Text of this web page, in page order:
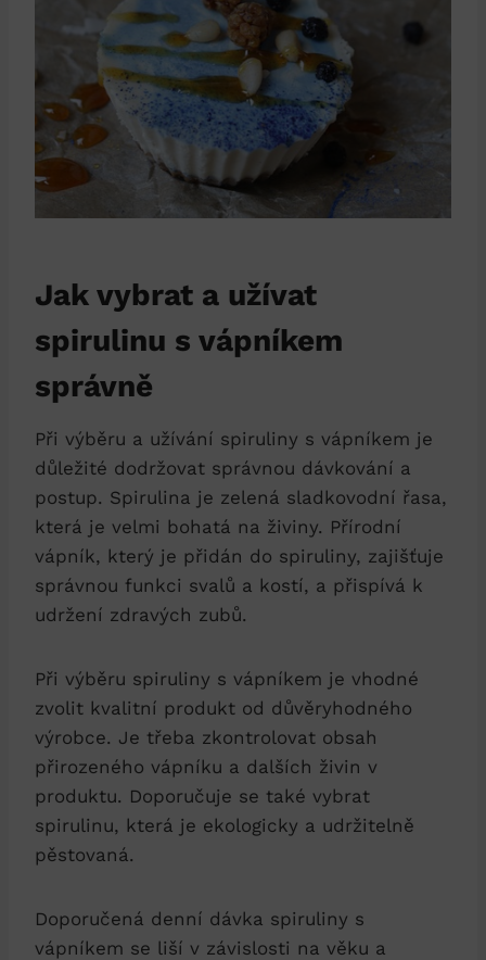
Jak vybrat a užívat
spirulinu s vápníkem
správně
Při výběru a užívání spiruliny s vápníkem je
důležité dodržovat správnou dávkování a
postup. Spirulina je zelená sladkovodní řasa,
která je velmi bohatá na živiny. Přírodní
vápník, který je přidán do spiruliny, zajišťuje
správnou funkci svalů a kostí, a přispívá k
udržení zdravých zubů.
Při výběru spiruliny s vápníkem je vhodné
zvolit kvalitní produkt od důvěryhodného
výrobce. Je třeba zkontrolovat obsah
přirozeného vápníku a dalších živin v
produktu. Doporučuje se také vybrat
spirulinu, která je ekologicky a udržitelně
pěstovaná.
Doporučená denní dávka spiruliny s
vápníkem se liší v závislosti na věku a